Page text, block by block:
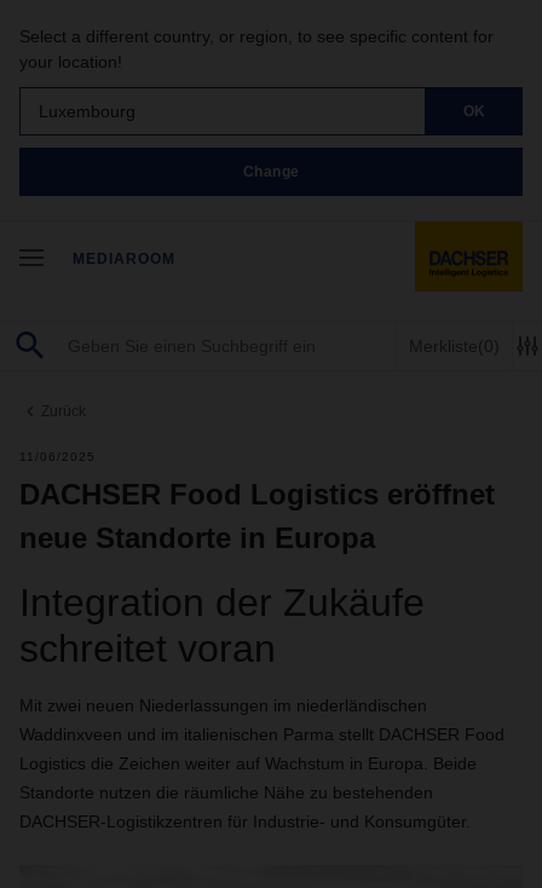
Select a different country, or region, to see specific content for
your location!
Luxembourg OK
Change
MEDIAROOM
Merkliste(0)
Zurück
11/06/2025
DACHSER Food Logistics eröffnet
neue Standorte in Europa
Integration der Zukäufe
schreitet voran
Mit zwei neuen Niederlassungen im niederländischen
Waddinxveen und im italienischen Parma stellt DACHSER Food
Logistics die Zeichen weiter auf Wachstum in Europa. Beide
Standorte nutzen die räumliche Nähe zu bestehenden
DACHSER-Logistikzentren für Industrie- und Konsumgüter.